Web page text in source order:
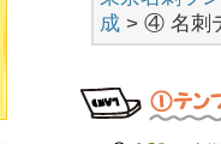
成 > ④ 名刺